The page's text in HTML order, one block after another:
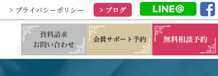
> プライバシーポリシー > ブログ